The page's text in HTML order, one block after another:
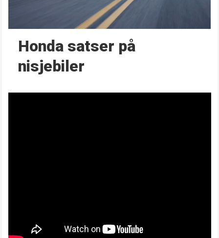
Honda satser på
nisjebiler